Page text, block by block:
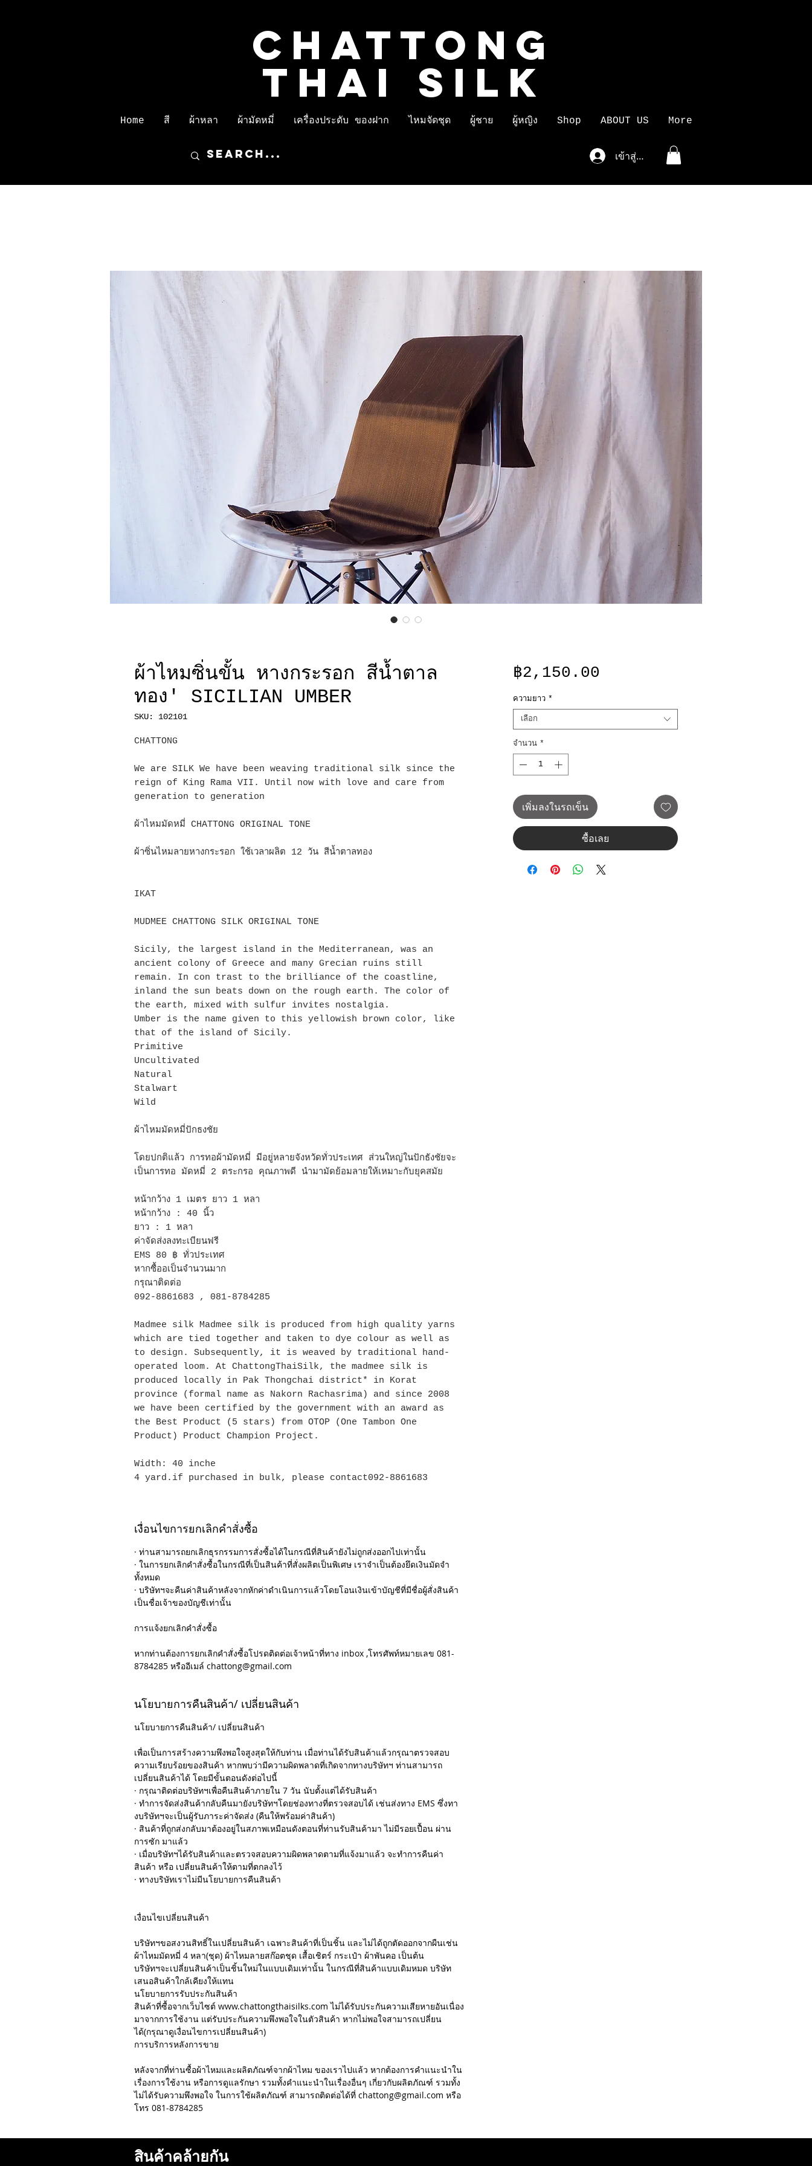
CHATTONG
THAI SILK
Home สี ผ้าหลา ผ้ามัดหมี่ เครื่องประดับ ของฝาก ไหมจัดชุด ผู้ชาย ผู้หญิง Shop ABOUT US More
เข้าสู่ระบบ
ผ้าไหมซิ่นขั้น หางกระรอก สีน้ำตาล
ทอง' SICILIAN UMBER
SKU: 102101
CHATTONG
We are SILK We have been weaving traditional silk since the
reign of King Rama VII. Until now with love and care from
generation to generation
ผ้าไหมมัดหมี่ CHATTONG ORIGINAL TONE
ผ้าซิ่นไหมลายหางกระรอก ใช้เวลาผลิต 12 วัน สีน้ำตาลทอง
IKAT
MUDMEE CHATTONG SILK ORIGINAL TONE
Sicily, the largest island in the Mediterranean, was an
ancient colony of Greece and many Grecian ruins still
remain. In con trast to the brilliance of the coastline,
inland the sun beats down on the rough earth. The color of
the earth, mixed with sulfur invites nostalgia.
Umber is the name given to this yellowish brown color, like
that of the island of Sicily.
Primitive
Uncultivated
Natural
Stalwart
Wild
ผ้าไหมมัดหมี่ปักธงชัย
โดยปกติแล้ว การทอผ้ามัดหมี่ มีอยู่หลายจังหวัดทั่วประเทศ ส่วนใหญ่ในปักธังชัยจะ
เป็นการทอ มัดหมี่ 2 ตระกรอ คุณภาพดี นำมามัดย้อมลายให้เหมาะกับยุคสมัย
หน้ากว้าง 1 เมตร ยาว 1 หลา
หน้ากว้าง : 40 นิ้ว
ยาว : 1 หลา
ค่าจัดส่งลงทะเบียนฟรี
EMS 80 ฿ ทั่วประเทศ
หากซื้ออเป็นจำนวนมาก
กรุณาติดต่อ
092-8861683 , 081-8784285
Madmee silk Madmee silk is produced from high quality yarns
which are tied together and taken to dye colour as well as
to design. Subsequently, it is weaved by traditional hand-
operated loom. At ChattongThaiSilk, the madmee silk is
produced locally in Pak Thongchai district* in Korat
province (formal name as Nakorn Rachasrima) and since 2008
we have been certified by the government with an award as
the Best Product (5 stars) from OTOP (One Tambon One
Product) Product Champion Project.
Width: 40 inche
4 yard.if purchased in bulk, please contact092-8861683
เงื่อนไขการยกเลิกคำสั่งซื้อ
· ท่านสามารถยกเลิกธุรกรรมการสั่งซื้อได้ในกรณีที่สินค้ายังไม่ถูกส่งออกไปเท่านั้น
· ในการยกเลิกคำสั่งซื้อในกรณีที่เป็นสินค้าที่สั่งผลิตเป็นพิเศษ เราจำเป็นต้องยึดเงินมัดจำ
ทั้งหมด
· บริษัทฯจะคืนค่าสินค้าหลังจากหักค่าดำเนินการแล้วโดยโอนเงินเข้าบัญชีที่มีชื่อผู้สั่งสินค้า
เป็นชื่อเจ้าของบัญชีเท่านั้น
การแจ้งยกเลิกคำสั่งซื้อ
หากท่านต้องการยกเลิกคำสั่งซื้อโปรดติดต่อเจ้าหน้าที่ทาง inbox ,โทรศัพท์หมายเลข 081-
8784285 หรืออีเมล์ chattong@gmail.com
นโยบายการคืนสินค้า/ เปลี่ยนสินค้า
นโยบายการคืนสินค้า/ เปลี่ยนสินค้า
เพื่อเป็นการสร้างความพึงพอใจสูงสุดให้กับท่าน เมื่อท่านได้รับสินค้าแล้วกรุณาตรวจสอบ
ความเรียบร้อยของสินค้า หากพบว่ามีความผิดพลาดที่เกิดจากทางบริษัทฯ ท่านสามารถ
เปลี่ยนสินค้าได้ โดยมีขั้นตอนดังต่อไปนี้
· กรุณาติดต่อบริษัทฯเพื่อคืนสินค้าภายใน 7 วัน นับตั้งแต่ได้รับสินค้า
· ทำการจัดส่งสินค้ากลับคืนมายังบริษัทฯโดยช่องทางที่ตรวจสอบได้ เช่นส่งทาง EMS ซึ่งทา
งบริษัทฯจะเป็นผู้รับภาระค่าจัดส่ง (คืนให้พร้อมค่าสินค้า)
· สินค้าที่ถูกส่งกลับมาต้องอยู่ในสภาพเหมือนดังตอนที่ท่านรับสินค้ามา ไม่มีรอยเปื้อน ผ่าน
การซัก มาแล้ว
· เมื่อบริษัทฯได้รับสินค้าและตรวจสอบความผิดพลาดตามที่แจ้งมาแล้ว จะทำการคืนค่า
สินค้า หรือ เปลี่ยนสินค้าให้ตามที่ตกลงไว้
· ทางบริษัทเราไม่มีนโยบายการคืนสินค้า
เงื่อนไขเปลี่ยนสินค้า
บริษัทฯขอสงวนสิทธิ์ในเปลี่ยนสินค้า เฉพาะสินค้าที่เป็นชิ้น และไม่ได้ถูกตัดออกจากผืนเช่น
ผ้าไหมมัดหมี่ 4 หลา(ชุด) ผ้าไหมลายสก๊อตชุด เสื้อเชิตร์ กระเป๋า ผ้าพันคอ เป็นต้น
บริษัทฯจะเปลี่ยนสินค้าเป็นชิ้นใหม่ในแบบเดิมเท่านั้น ในกรณีที่สินค้าแบบเดิมหมด บริษัท
เสนอสินค้าใกล้เคียงให้แทน
นโยบายการรับประกันสินค้า
สินค้าที่ซื้อจากเว็บไซต์ www.chattongthaisilks.com ไม่ได้รับประกันความเสียหายอันเนื่อง
มาจากการใช้งาน แต่รับประกันความพึงพอใจในตัวสินค้า หากไม่พอใจสามารถเปลี่ยน
ได้(กรุณาดูเงื่อนไขการเปลี่ยนสินค้า)
การบริการหลังการขาย
หลังจากที่ท่านซื้อผ้าไหมและผลิตภัณฑ์จากผ้าไหม ของเราไปแล้ว หากต้องการคำแนะนำใน
เรื่องการใช้งาน หรือการดูแลรักษา รวมทั้งคำแนะนำในเรื่องอื่นๆ เกี่ยวกับผลิตภัณฑ์ รวมทั้ง
ไม่ได้รับความพึงพอใจ ในการใช้ผลิตภัณฑ์ สามารถติดต่อได้ที่ chattong@gmail.com หรือ
โทร 081-8784285
฿2,150.00
ความยาว *
เลือก
จำนวน *
เพิ่มลงในรถเข็น
ซื้อเลย
สินค้าคล้ายกัน